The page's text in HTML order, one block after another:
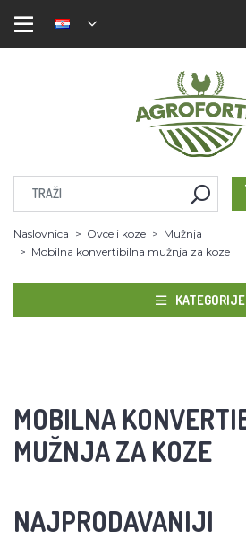
Naslovnica Ovce i koze
Mužnja
Mobilna konvertibilna mužnja za koze
KATEGORIJE
MOBILNA
MUŽNJA ZA KOZE
NAJPRODAVANIJI